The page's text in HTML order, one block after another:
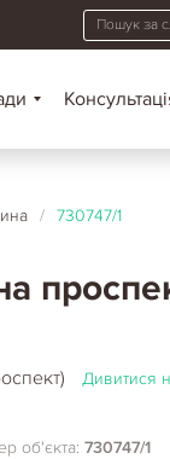
/ 730747/1
Дивитися
об'єкта: 730747/1